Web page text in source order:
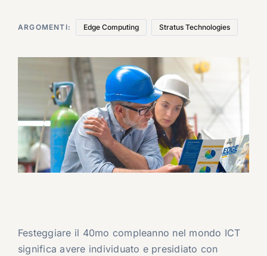
ARGOMENTI: Edge Computing Stratus Technologies
Festeggiare il 40mo compleanno nel mondo ICT
significa avere individuato e presidiato con